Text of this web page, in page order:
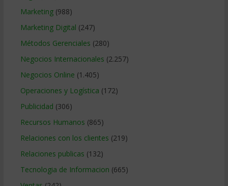
Marketing(988)
Marketing Digital (247)
Métodos Gerenciales (280)
Negocios Internacionales (2.257)
Negocios Online (1.405)
Operaciones y Logística (172)
Publicidad (306)
Recursos Humanos (865)
Relaciones con los clientes (219)
Relaciones publicas (132)
Tecnologia de Informacion (665)